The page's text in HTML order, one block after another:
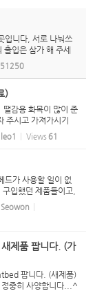
입니다, 서로 나눠쓰
입은 삼가 해 주세
실 경우, 누구든 waik
)
감용 화목이 많이 준
주시고 가져가시기
작게 잘라 놨습니
leo1 Views 61
드가 사용할 일이 없
입했던 제품들이고,
밤 잔게 사용의 전부
$ 599.00 ...
Seowon
제품 팝니다. (가
팝니다. (새제품)
중히 사양합니다...^